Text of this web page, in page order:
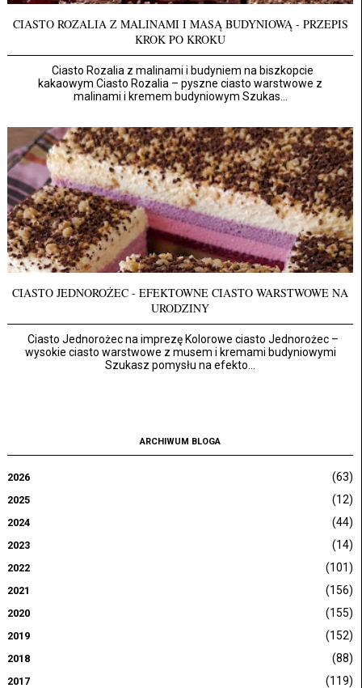
CIASTO ROZALIA Z MALINAMI I MASĄ BUDYNIOWĄ - PRZEPIS
KROK PO KROKU
Ciasto Rozalia z malinami i budyniem na biszkopcie
kakaowym Ciasto Rozalia – pyszne ciasto warstwowe z
malinami i kremem budyniowym Szukas...
CIASTO JEDNOROŻEC - EFEKTOWNE CIASTO WARSTWOWE NA
URODZINY
Ciasto Jednorożec na imprezę Kolorowe ciasto Jednorożec –
wysokie ciasto warstwowe z musem i kremami budyniowymi
Szukasz pomysłu na efekto...
ARCHIWUM BLOGA
2026 (63)
2025 (12)
2024 (44)
2023 (14)
2022 (101)
2021 (156)
2020 (155)
2019 (152)
2018 (88)
2017 (119)